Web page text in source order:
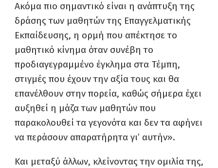
Ακόμα πιο σημαντικό είναι η ανάπτυξη της
δράσης των μαθητών της Επαγγελματικής
Εκπαίδευσης, η ορμή που απέκτησε το
μαθητικό κίνημα όταν συνέβη το
προδιαγεγραμμένο έγκλημα στα Τέμπη,
στιγμές που έχουν την αξία τους και θα
επανέλθουν στην πορεία, καθώς σήμερα έχει
αυξηθεί η μάζα των μαθητών που
παρακολουθεί τα γεγονότα και δεν τα αφήνει
να περάσουν απαρατήρητα γι’ αυτήν».
Και μεταξύ άλλων, κλείνοντας την ομιλία της,